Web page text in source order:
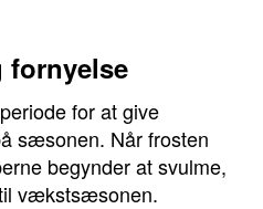
fornyelse
for at give
sæsonen. Når frosten
begynder at svulme,
vækstsæsonen.